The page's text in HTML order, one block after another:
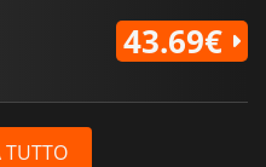
43.69€
TUTTO